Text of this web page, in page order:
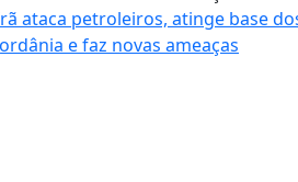
ataca petroleiros, atinge base
e faz novas ameaças